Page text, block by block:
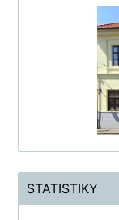
STATISTIKY